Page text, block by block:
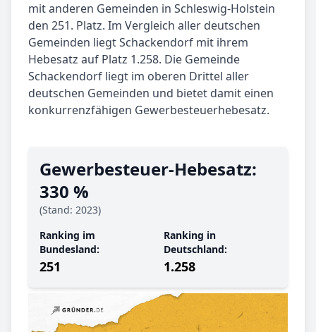
mit anderen Gemeinden in Schleswig-Holstein
den 251. Platz. Im Vergleich aller deutschen
Gemeinden liegt Schackendorf mit ihrem
Hebesatz auf Platz 1.258. Die Gemeinde
Schackendorf liegt im oberen Drittel aller
deutschen Gemeinden und bietet damit einen
konkurrenzfähigen Gewerbesteuerhebesatz.
Gewerbe­steuer-Hebe­satz:
330 %
(Stand: 2023)
Ranking im
Bundesland:
251
Ranking in
Deutschland:
1.258